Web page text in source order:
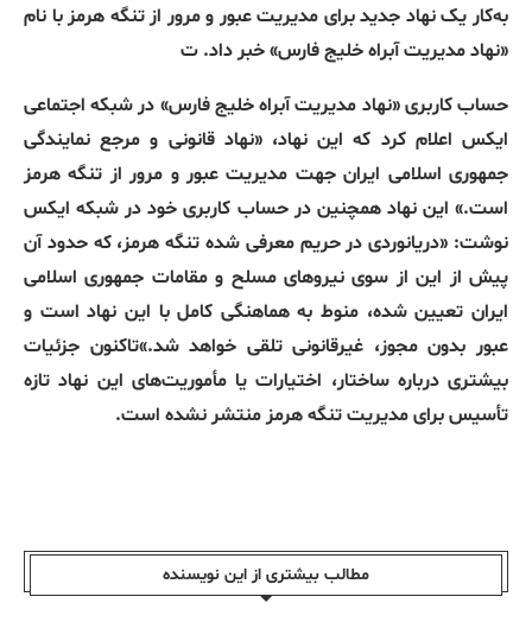
به‌کار یک نهاد جدید برای مدیریت عبور و مرور از تنگه هرمز با نام
«نهاد مدیریت آبراه خلیج فارس» خبر داد. ت
حساب کاربری «نهاد مدیریت آبراه خلیج فارس» در شبکه اجتماعی
ایکس اعلام کرد که این نهاد، «نهاد قانونی و مرجع نمایندگی
جمهوری اسلامی ایران جهت مدیریت عبور و مرور از تنگه هرمز
است.» این نهاد همچنین در حساب کاربری خود در شبکه ایکس
نوشت: «دریانوردی در حریم معرفی شده تنگه هرمز، که حدود آن
پیش از این از سوی نیروهای مسلح و مقامات جمهوری اسلامی
ایران تعیین شده، منوط به هماهنگی کامل با این نهاد است و
عبور بدون مجوز، غیرقانونی تلقی خواهد شد.»تاکنون جزئیات
بیشتری درباره ساختار، اختیارات یا مأموریت‌های این نهاد تازه
‌تأسیس برای مدیریت تنگه هرمز منتشر نشده است.
مطالب بیشتری از این نویسندە